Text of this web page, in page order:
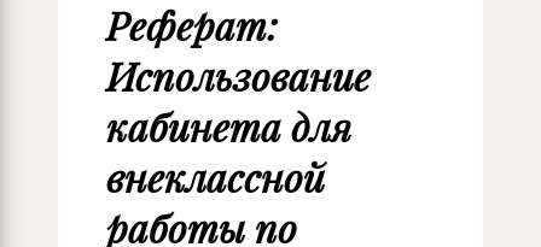
Реферат:
Использование
кабинета для
внеклассной
работы по